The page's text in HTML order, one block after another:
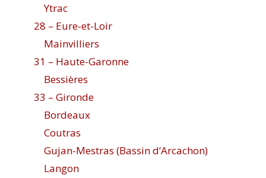
Ytrac
28 – Eure-et-Loir
Mainvilliers
31 – Haute-Garonne
Bessières
33 – Gironde
Bordeaux
Coutras
Gujan-Mestras (Bassin d’Arcachon)
Langon